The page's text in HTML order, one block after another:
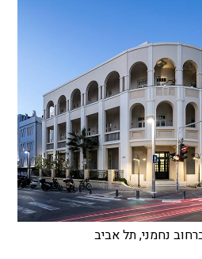
נחמני, תל אביב